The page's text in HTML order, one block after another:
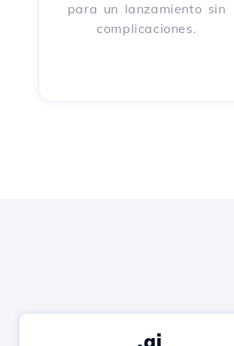
para un lanzamiento sin
complicaciones.
.ai